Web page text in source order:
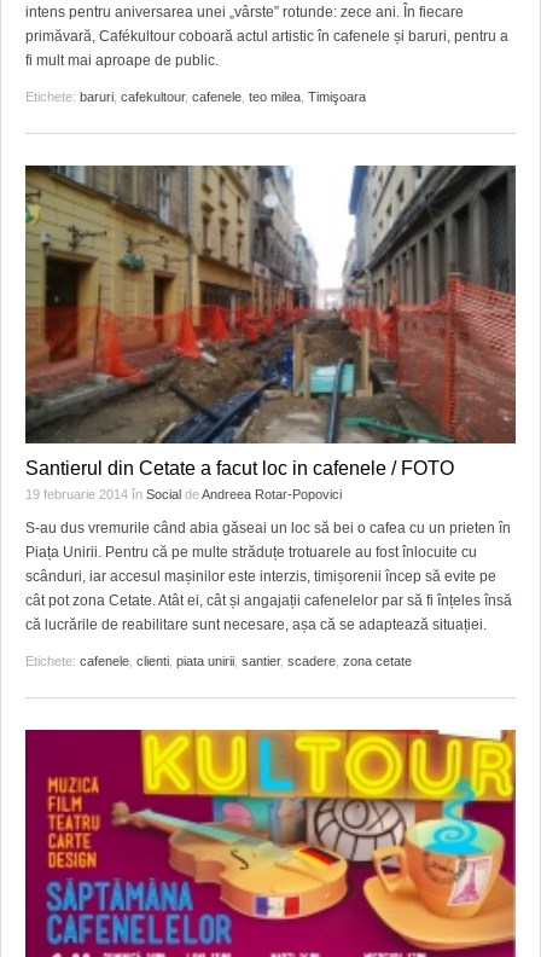
intens pentru aniversarea unei „vârste” rotunde: zece ani. În fiecare
primăvară, Cafékultour coboară actul artistic în cafenele și baruri, pentru a
fi mult mai aproape de public.
Etichete: baruri cafekultour, cafenele teo milea Timişoara
Santierul din Cetate a facut loc in cafenele / FOTO
19 februarie 2014 în Social deAndreea Rotar-Popovici
S-au dus vremurile când abia găseai un loc să bei o cafea cu un prieten în
Piața Unirii. Pentru că pe multe străduțe trotuarele au fost înlocuite cu
scânduri, iar accesul mașinilor este interzis, timișorenii încep să evite pe
cât pot zona Cetate. Atât ei, cât și angajații cafenelelor par să fi înțeles însă
că lucrările de reabilitare sunt necesare, așa că se adaptează situației.
Etichete: cafenele clienti piata unirii santier, scadere zona cetate